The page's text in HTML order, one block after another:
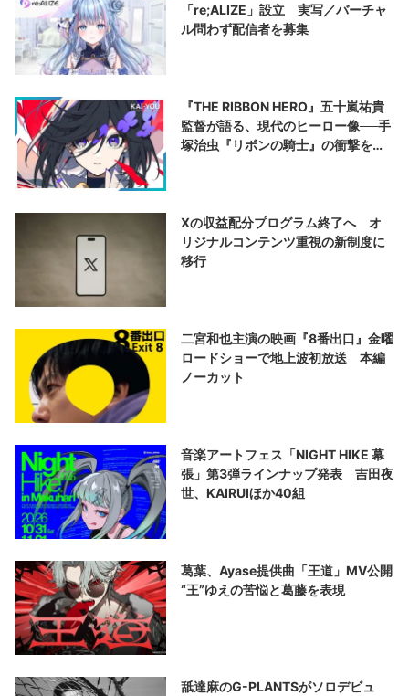
「re;ALIZE」設立 実写／バーチャ
ル問わず配信者を募集
『THE RIBBON HERO』五十嵐祐貴
監督が語る、現代のヒーロー像──手
塚治虫『リボンの騎士』の衝撃を再
Xの収益配分プログラム終了へ オ
リジナルコンテンツ重視の新制度に
移行
二宮和也主演の映画『8番出口』金曜
ロードショーで地上波初放送 本編
ノーカット
音楽アートフェス「NIGHT HIKE 幕
張」第3弾ラインナップ発表 吉田夜
世、KAIRUIほか40組
葛葉、Ayase提供曲「王道」MV公開
“王”ゆえの苦悩と葛藤を表現
舐達麻のG-PLANTSがソロデビュ